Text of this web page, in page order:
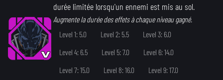
durée limitée lorsqu'un ennemi est mis au sol.
Augmente la durée des effets à chaque niveau gagné.
Level 1: 5.0
Level 2: 5.5
Level 3: 6.0
Level 4: 6.5
Level 5: 7.0
Level 6: 14.0
Level 7: 15.0
Level 8: 16.0
Level 9: 17.0